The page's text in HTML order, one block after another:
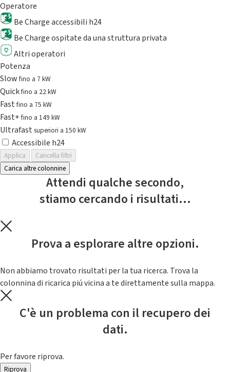
Operatore
Be Charge accessibili h24
Be Charge ospitate da una struttura privata
Altri operatori
Potenza
Slowfino a 7 kW
Quickfino a 22 kW
Fastfino a 75 kW
Fast+fino a 149 kW
Ultrafast superiori a 150 kW
Accessibile h24
Applica
Cancella filtri
Carica altre colonnine
Attendi qualche secondo,
stiamo cercando i risultati...
Prova a esplorare altre opzioni.
Non abbiamo trovato risultati per la tua ricerca. Trova la
colonnina di ricarica piú vicina a te direttamente sulla mappa.
C'è un problema con il recupero dei
dati.
Per favore riprova.
Riprova